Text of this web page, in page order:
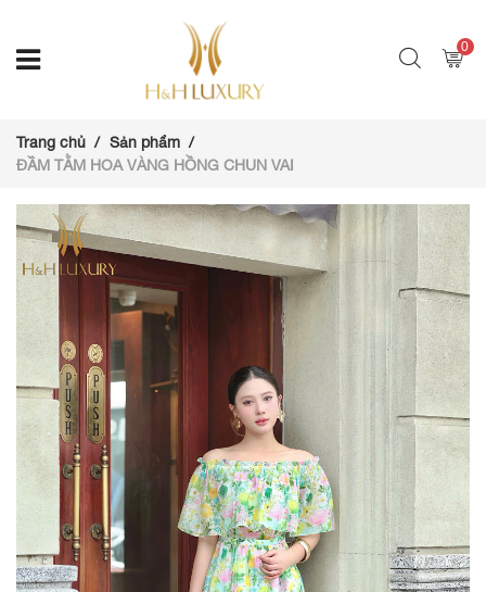
0
Trang chủ
Sản phẩm
ĐẦM TẰM HOA VÀNG HỒNG CHUN VAI